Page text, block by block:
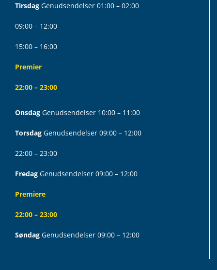
Tirsdag Genudsendelser 01:00 – 02:00
09:00 – 12:00
15:00 – 16:00
Premier
22:00 – 23:00
Onsdag Genudsendelser 10:00 – 11:00
Torsdag Genudsendelser 09:00 – 12:00
22:00 – 23:00
Fredag Genudsendelser 09:00 – 12:00
Premiere
22:00 – 23:00
Søndag Genudsendelser 09:00 – 12:00